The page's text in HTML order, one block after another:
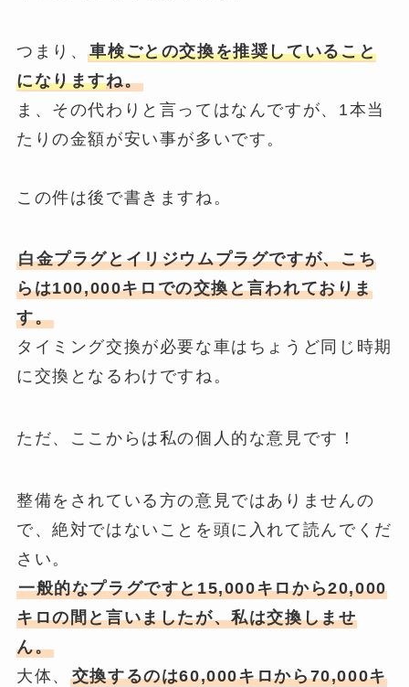
つまり、車検ごとの交換を推奨していること
になりますね。
ま、その代わりと言ってはなんですが、1本当
たりの金額が安い事が多いです。
この件は後で書きますね。
白金プラグとイリジウムプラグですが、こち
らは100,000キロでの交換と言われておりま
す。
タイミング交換が必要な車はちょうど同じ時期
に交換となるわけですね。
ただ、ここからは私の個人的な意見です！
整備をされている方の意見ではありませんの
で、絶対ではないことを頭に入れて読んでくだ
さい。
一般的なプラグですと15,000キロから20,000
キロの間と言いましたが、私は交換しませ
ん。
大体、 交換するのは60,000キロから70,000キ